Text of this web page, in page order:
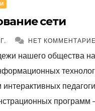
сети
НЕТ
нашего общества
программ